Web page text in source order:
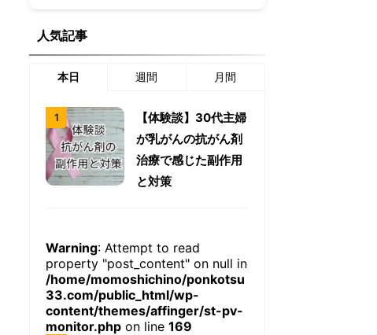
人気記事
本日 週間 月間
【体験談】30代主婦
が乳がんの抗がん剤
治療で感じた副作用
と対策
Warning: Attempt to read
property "post_content" on null in
/home/momoshichino/ponkotsu
33.com/public_html/wp-
content/themes/affinger/st-pv-
monitor.php on line 169